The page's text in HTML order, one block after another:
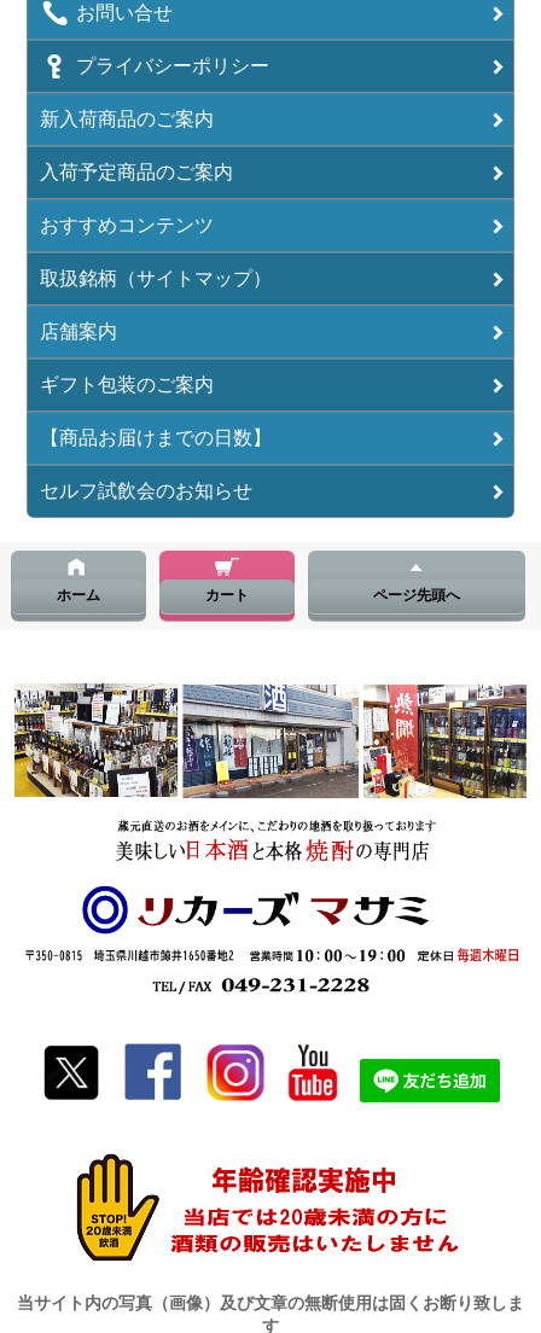
お問い合せ
プライバシーポリシー
新入荷商品のご案内
入荷予定商品のご案内
おすすめコンテンツ
取扱銘柄（サイトマップ）
店舗案内
ギフト包装のご案内
【商品お届けまでの日数】
セルフ試飲会のお知らせ
ホーム カート ページ先頭へ
当サイト内の写真（画像）及び文章の無断使用は固くお断り致しま
す